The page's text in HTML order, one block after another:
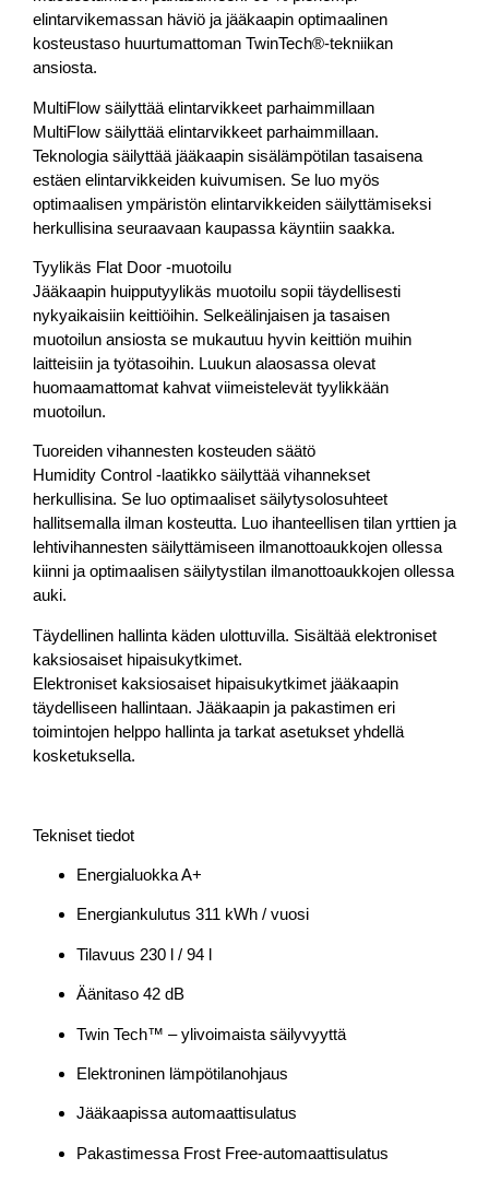
elintarvikemassan häviö ja jääkaapin optimaalinen
kosteustaso huurtumattoman TwinTech®-tekniikan
ansiosta.
MultiFlow säilyttää elintarvikkeet parhaimmillaan
MultiFlow säilyttää elintarvikkeet parhaimmillaan.
Teknologia säilyttää jääkaapin sisälämpötilan tasaisena
estäen elintarvikkeiden kuivumisen. Se luo myös
optimaalisen ympäristön elintarvikkeiden säilyttämiseksi
herkullisina seuraavaan kaupassa käyntiin saakka.
Tyylikäs Flat Door -muotoilu
Jääkaapin huipputyylikäs muotoilu sopii täydellisesti
nykyaikaisiin keittiöihin. Selkeälinjaisen ja tasaisen
muotoilun ansiosta se mukautuu hyvin keittiön muihin
laitteisiin ja työtasoihin. Luukun alaosassa olevat
huomaamattomat kahvat viimeistelevät tyylikkään
muotoilun.
Tuoreiden vihannesten kosteuden säätö
Humidity Control -laatikko säilyttää vihannekset
herkullisina. Se luo optimaaliset säilytysolosuhteet
hallitsemalla ilman kosteutta. Luo ihanteellisen tilan yrttien ja
lehtivihannesten säilyttämiseen ilmanottoaukkojen ollessa
kiinni ja optimaalisen säilytystilan ilmanottoaukkojen ollessa
auki.
Täydellinen hallinta käden ulottuvilla. Sisältää elektroniset
kaksiosaiset hipaisukytkimet.
Elektroniset kaksiosaiset hipaisukytkimet jääkaapin
täydelliseen hallintaan. Jääkaapin ja pakastimen eri
toimintojen helppo hallinta ja tarkat asetukset yhdellä
kosketuksella.
Tekniset tiedot
Energialuokka A+
Energiankulutus 311 kWh / vuosi
Tilavuus 230 l / 94 l
Äänitaso 42 dB
Twin Tech™ – ylivoimaista säilyvyyttä
Elektroninen lämpötilanohjaus
Jääkaapissa automaattisulatus
Pakastimessa Frost Free-automaattisulatus